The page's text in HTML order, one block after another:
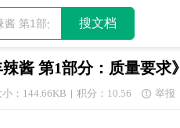
搜文档
酱 第1部分：质量要求》
小：144.66KB 积分：10.56  举报